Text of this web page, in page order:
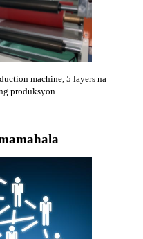
machine, 5 layers na
produksyon